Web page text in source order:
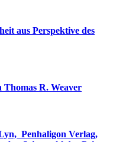
aus Perspektive des
Thomas R. Weaver
Penhaligon Verlag,